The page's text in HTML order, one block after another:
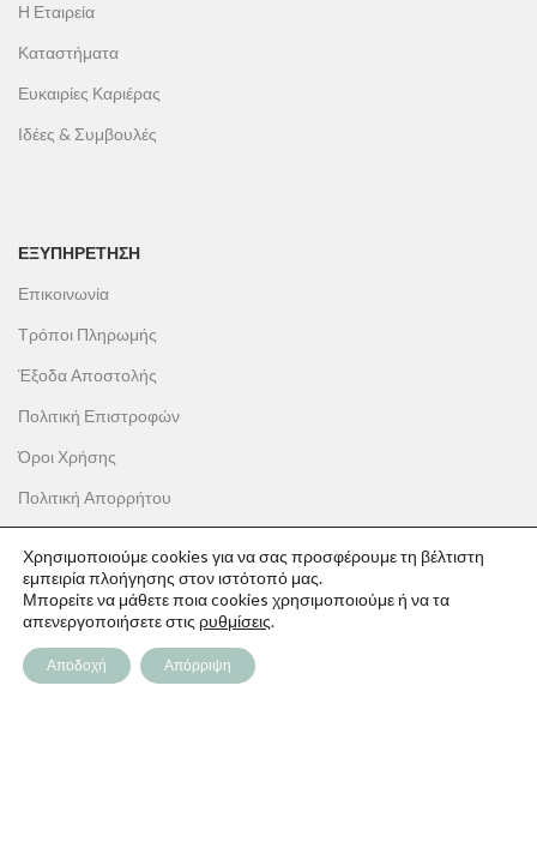
Η Εταιρεία
Καταστήματα
Ευκαιρίες Καριέρας
Ιδέες & Συμβουλές
ΕΞΥΠΗΡΕΤΗΣΗ
Επικοινωνία
Τρόποι Πληρωμής
Έξοδα Αποστολής
Πολιτική Επιστροφών
Όροι Χρήσης
Πολιτική Απορρήτου
ΟΙ ΑΓΟΡΕΣ ΣΟΥ
Ο λογαριασμός μου
Χρησιμοποιούμε cookies για να σας προσφέρουμε τη βέλτιστη
εμπειρία πλοήγησης στον ιστότοπό μας.
Μπορείτε να μάθετε ποια cookies χρησιμοποιούμε ή να τα
απενεργοποιήσετε στις ρυθμίσεις.
Αποδοχή Απόρριψη